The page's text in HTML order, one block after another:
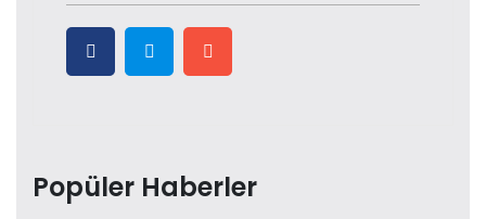
Popüler Haberler